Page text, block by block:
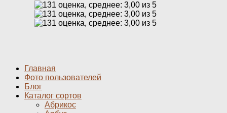
Главная
Фото пользователей
Блог
Каталог сортов
Абрикос